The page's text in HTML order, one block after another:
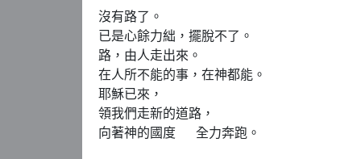
沒有路了。
已是心餘力絀，擺脫不了。
路，由人走出來。
在人所不能的事，在神都能。
耶穌已來，
領我們走新的道路，
向著神的國度     全力奔跑。